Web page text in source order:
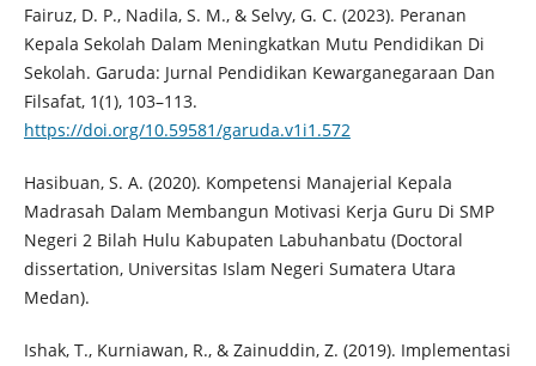
Fairuz, D. P., Nadila, S. M., & Selvy, G. C. (2023). Peranan
Kepala Sekolah Dalam Meningkatkan Mutu Pendidikan Di
Sekolah. Garuda: Jurnal Pendidikan Kewarganegaraan Dan
Filsafat, 1(1), 103–113.
https://doi.org/10.59581/garuda.v1i1.572
Hasibuan, S. A. (2020). Kompetensi Manajerial Kepala
Madrasah Dalam Membangun Motivasi Kerja Guru Di SMP
Negeri 2 Bilah Hulu Kabupaten Labuhanbatu (Doctoral
dissertation, Universitas Islam Negeri Sumatera Utara
Medan).
Ishak, T., Kurniawan, R., & Zainuddin, Z. (2019). Implementasi